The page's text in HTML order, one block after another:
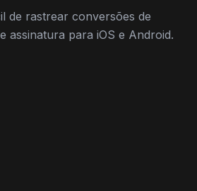
de rastrear conversões de
assinatura para iOS e Android.